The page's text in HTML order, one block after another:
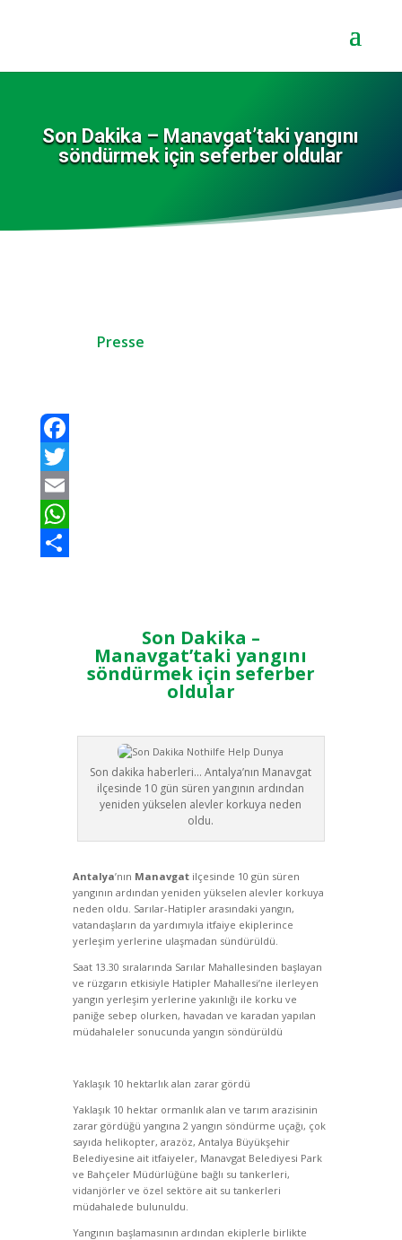
Son Dakika – Manavgat’taki yangını
söndürmek için seferber oldular
Presse
Facebook
Twitter
Email
WhatsApp
Son Dakika –
Manavgat’taki yangını
söndürmek için seferber
oldular
Son dakika haberleri… Antalya’nın Manavgat
ilçesinde 10 gün süren yangının ardından
yeniden yükselen alevler korkuya neden
oldu.
Antalya’nın Manavgat ilçesinde 10 gün süren
yangının ardından yeniden yükselen alevler korkuya
neden oldu. Sarılar-Hatipler arasındaki yangın,
vatandaşların da yardımıyla itfaiye ekiplerince
yerleşim yerlerine ulaşmadan sündürüldü.
Saat 13.30 sıralarında Sarılar Mahallesinden başlayan
ve rüzgarın etkisiyle Hatipler Mahallesi’ne ilerleyen
yangın yerleşim yerlerine yakınlığı ile korku ve
paniğe sebep olurken, havadan ve karadan yapılan
müdahaleler sonucunda yangın söndürüldü
Yaklaşık 10 hektarlık alan zarar gördü
Yaklaşık 10 hektar ormanlık alan ve tarım arazisinin
zarar gördüğü yangına 2 yangın söndürme uçağı, çok
sayıda helikopter, arazöz, Antalya Büyükşehir
Belediyesine ait itfaiyeler, Manavgat Belediyesi Park
ve Bahçeler Müdürlüğüne bağlı su tankerleri,
vidanjörler ve özel sektöre ait su tankerleri
müdahalede bulunuldu.
Yangının başlamasının ardından ekiplerle birlikte